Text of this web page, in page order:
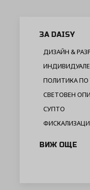
ЗА DAISY
ДИЗАЙН &
ПОЛИТИКА ПО
СВЕТОВЕН
СУПТО
ВИЖ ОЩЕ